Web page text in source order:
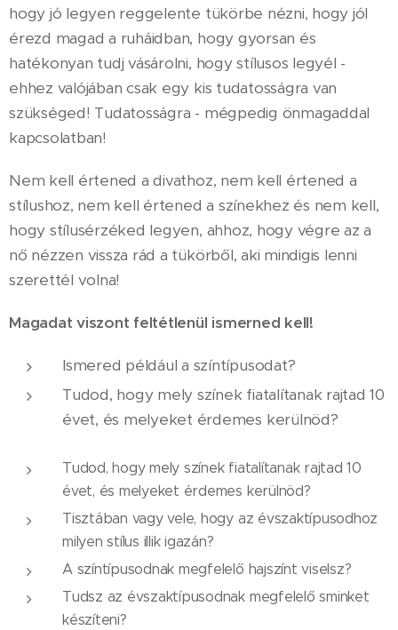
hogy jó legyen reggelente tükörbe nézni, hogy jól
érezd magad a ruháidban, hogy gyorsan és
hatékonyan tudj vásárolni, hogy stílusos legyél -
ehhez valójában csak egy kis tudatosságra van
szükséged! Tudatosságra - mégpedig önmagaddal
kapcsolatban!
Nem kell értened a divathoz, nem kell értened a
stílushoz, nem kell értened a színekhez és nem kell,
hogy stílusérzéked legyen, ahhoz, hogy végre az a
nő nézzen vissza rád a tükörből, aki mindigis lenni
szerettél volna!
Magadat viszont feltétlenül ismerned kell!
Ismered például a színtípusodat?
Tudod, hogy mely színek fiatalítanak rajtad 10
évet, és melyeket érdemes kerülnöd?
Tudod, hogy mely színek fiatalítanak rajtad 10
évet, és melyeket érdemes kerülnöd?
Tisztában vagy vele, hogy az évszaktípusodhoz
milyen stílus illik igazán?
A színtípusodnak megfelelő hajszínt viselsz?
Tudsz az évszaktípusodnak megfelelő sminket
készíteni?